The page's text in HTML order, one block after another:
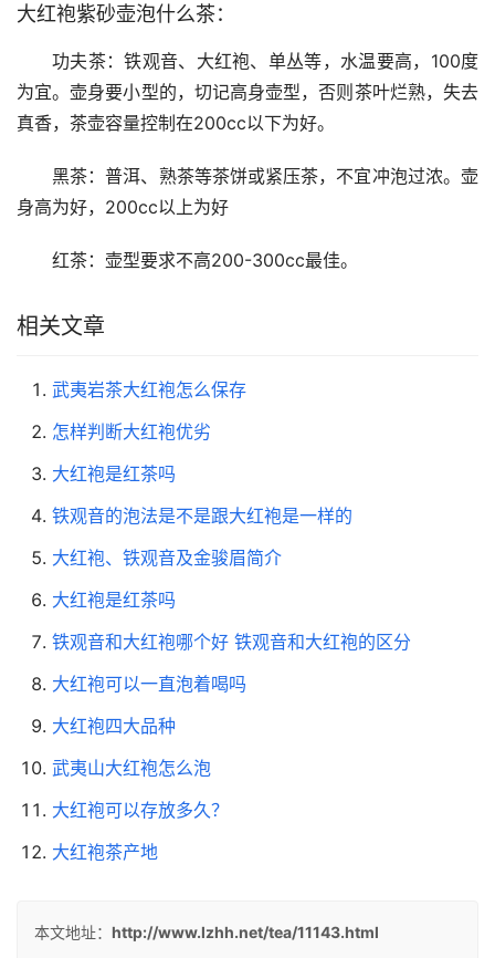
大红袍紫砂壶泡什么茶：
功夫茶：铁观音、大红袍、单丛等，水温要高，100度
为宜。壶身要小型的，切记高身壶型，否则茶叶烂熟，失去
真香，茶壶容量控制在200cc以下为好。
黑茶：普洱、熟茶等茶饼或紧压茶，不宜冲泡过浓。壶
身高为好，200cc以上为好
红茶：壶型要求不高200-300cc最佳。
相关文章
武夷岩茶大红袍怎么保存
怎样判断大红袍优劣
大红袍是红茶吗
铁观音的泡法是不是跟大红袍是一样的
大红袍、铁观音及金骏眉简介
大红袍是红茶吗
铁观音和大红袍哪个好 铁观音和大红袍的区分
大红袍可以一直泡着喝吗
大红袍四大品种
武夷山大红袍怎么泡
大红袍可以存放多久？
大红袍茶产地
本文地址： http://www.lzhh.net/tea/11143.html